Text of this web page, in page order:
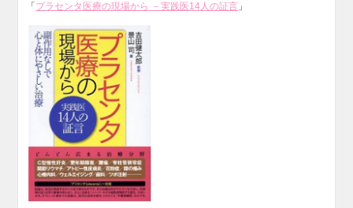
「 プラセンタ医療の現場から －実践医14人の証言 」